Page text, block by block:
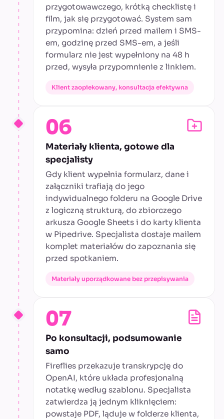
przygotowawczego, krótką checklistę i
film, jak się przygotować. System sam
przypomina: dzień przed mailem i SMS-
em, godzinę przed SMS-em, a jeśli
formularz nie jest wypełniony na 48 h
przed, wysyła przypomnienie z linkiem.
Klient zaopiekowany, konsultacja efektywna
06
Materiały klienta, gotowe dla
specjalisty
Gdy klient wypełnia formularz, dane i
załączniki trafiają do jego
indywidualnego folderu na Google Drive
z logiczną strukturą, do zbiorczego
arkusza Google Sheets i do karty klienta
w Pipedrive. Specjalista dostaje mailem
komplet materiałów do zapoznania się
przed spotkaniem.
Materiały uporządkowane bez przepisywania
07
Po konsultacji, podsumowanie
samo
Fireflies przekazuje transkrypcję do
OpenAI, które układa profesjonalną
notatkę według szablonu. Specjalista
zatwierdza ją jednym kliknięciem:
powstaje PDF, ląduje w folderze klienta,